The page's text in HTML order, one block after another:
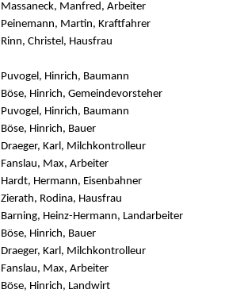
Massaneck, Manfred, Arbeiter
Peinemann, Martin, Kraftfahrer
Rinn, Christel, Hausfrau
Puvogel, Hinrich, Baumann
Böse, Hinrich, Gemeindevorsteher
Puvogel, Hinrich, Baumann
Böse, Hinrich, Bauer
Draeger, Karl, Milchkontrolleur
Fanslau, Max, Arbeiter
Hardt, Hermann, Eisenbahner
Zierath, Rodina, Hausfrau
Barning, Heinz-Hermann, Landarbeiter
Böse, Hinrich, Bauer
Draeger, Karl, Milchkontrolleur
Fanslau, Max, Arbeiter
Böse, Hinrich, Landwirt